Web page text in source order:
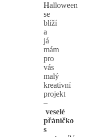
Halloween
se
blíží
a
já
mám
pro
vás
malý
kreativní
projekt
–
veselé
přáníčko
s